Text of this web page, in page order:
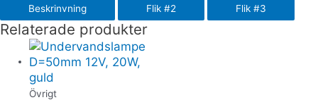
Beskrinvning Flik #2 Flik #3
Relaterade produkter
Övrigt